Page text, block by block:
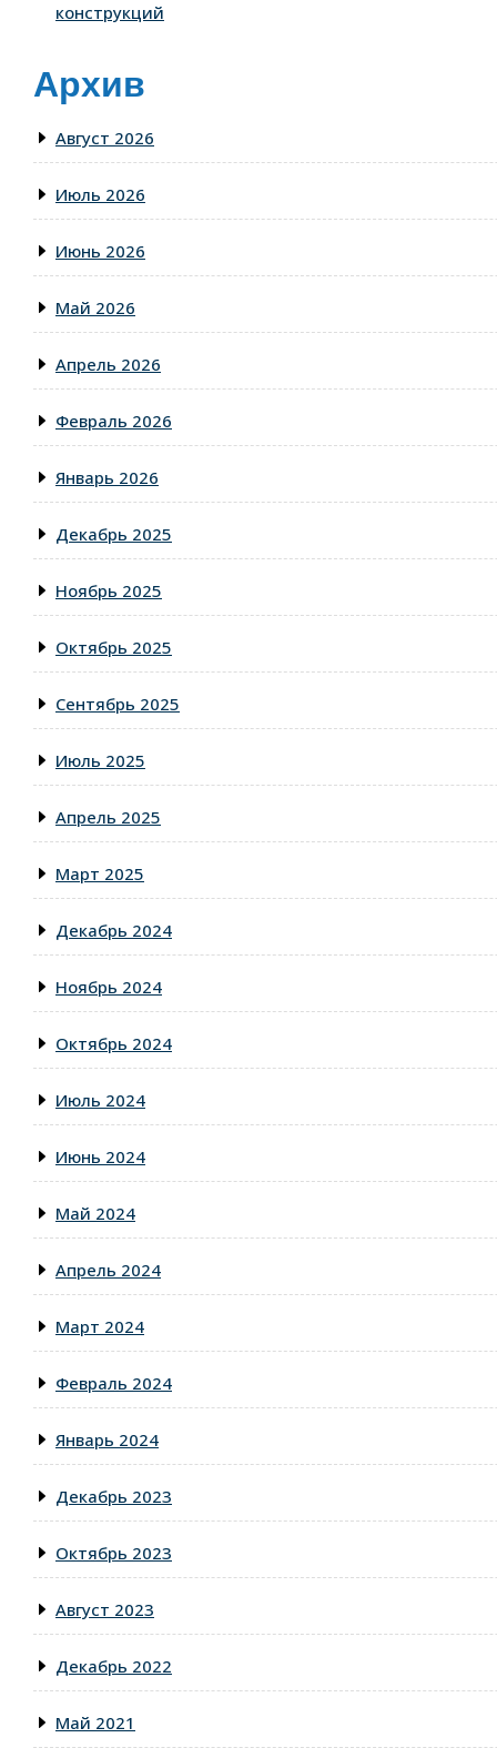
конструкций
Архив
Август 2026
Июль 2026
Июнь 2026
Май 2026
Апрель 2026
Февраль 2026
Январь 2026
Декабрь 2025
Ноябрь 2025
Октябрь 2025
Сентябрь 2025
Июль 2025
Апрель 2025
Март 2025
Декабрь 2024
Ноябрь 2024
Октябрь 2024
Июль 2024
Июнь 2024
Май 2024
Апрель 2024
Март 2024
Февраль 2024
Январь 2024
Декабрь 2023
Октябрь 2023
Август 2023
Декабрь 2022
Май 2021